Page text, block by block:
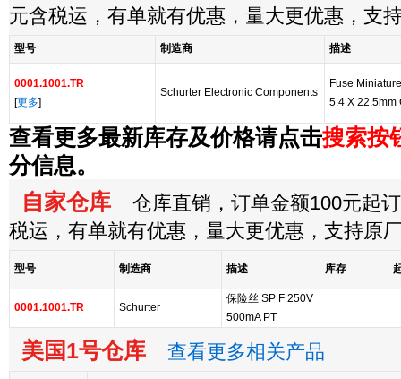
元含税运，有单就有优惠，量大更优惠，支
型号 制造商 描述
0001.1001.TR
[更多]
Schurter Electronic Components
Fuse
5.4 X 22.5mm
查看更多最新库存及价格请点击搜索按
分信息。
自家仓库 仓库直销，订单金额100元起
税运，有单就有优惠，量大更优惠，支持原
型号 制造商 描述 库存
0001.1001.TR Schurter
保险丝 SP F 250V
500mA PT
美国1号仓库 查看更多相关产品